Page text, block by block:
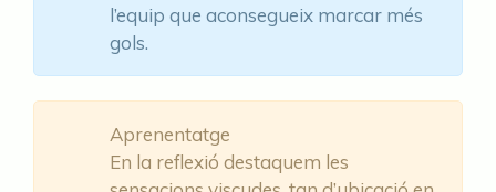
l’equip que aconsegueix marcar més
gols.
Aprenentatge
En la reflexió destaquem les